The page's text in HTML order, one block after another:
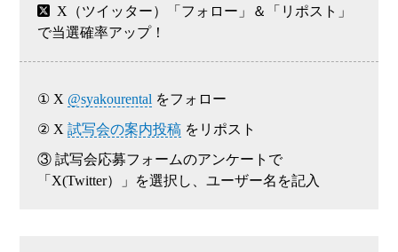
X（ツイッター）「フォロー」＆「リポスト」
で当選確率アップ！
① X @syakourental をフォロー
② X試写会の案内投稿 をリポスト
③ 試写会応募フォームのアンケートで
「X(Twitter）」を選択し、ユーザー名を記入